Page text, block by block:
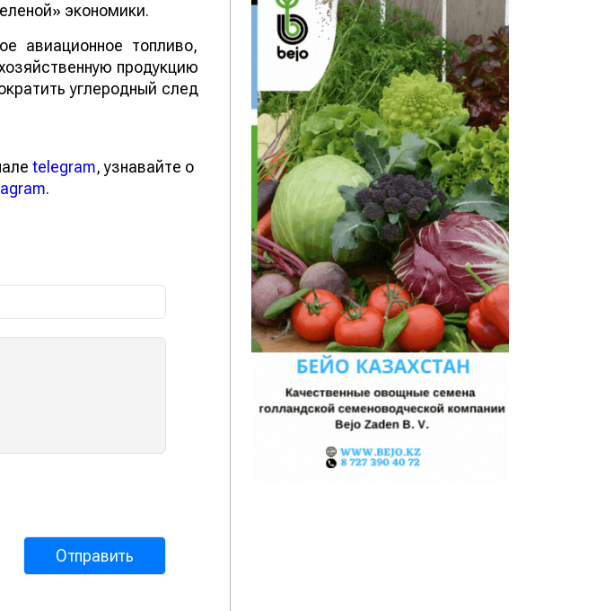
экономики.
авиационное топливо,
продукцию
углеродный след
telegram, узнавайте о
.